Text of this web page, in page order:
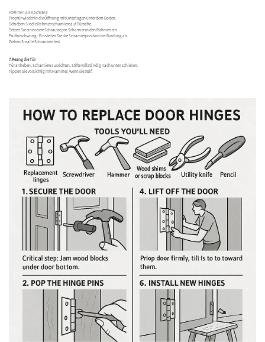
Rahmen als nächstes:
Proptür wieder in die Öffnung mit Unterlagen unter dem Boden.
Schieben Sie die Rahmenscharniere auf Türstifte.
Setzen Sie eine obere Schraube pro Scharnier in den Rahmen ein.
Prüftürschwung - Einstellen Sie die Scharnierposition bei Bindung an.
Ziehen Sie alle Schrauben fest.
7.Reang die Tür
Tür anheben, Scharniere ausrichten, Stifte vollständig nach unten schieben.
Tippen Sie vorsichtig mit Hammer, wenn sie steif.